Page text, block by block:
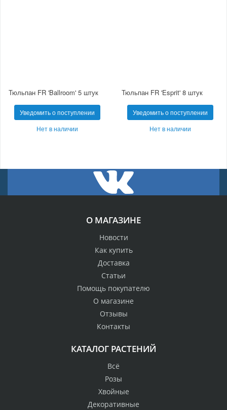
Тюльпан FR 'Ballroom' 5 штук
Уведомить о поступлении
Нет в наличии
Тюльпан FR 'Esprit' 8 штук
Уведомить о поступлении
Нет в наличии
О МАГАЗИНЕ
Новости
Как купить
Доставка
Статьи
Помощь покупателю
О магазине
Отзывы
Контакты
КАТАЛОГ РАСТЕНИЙ
Всё
Розы
Хвойные
Декоративные